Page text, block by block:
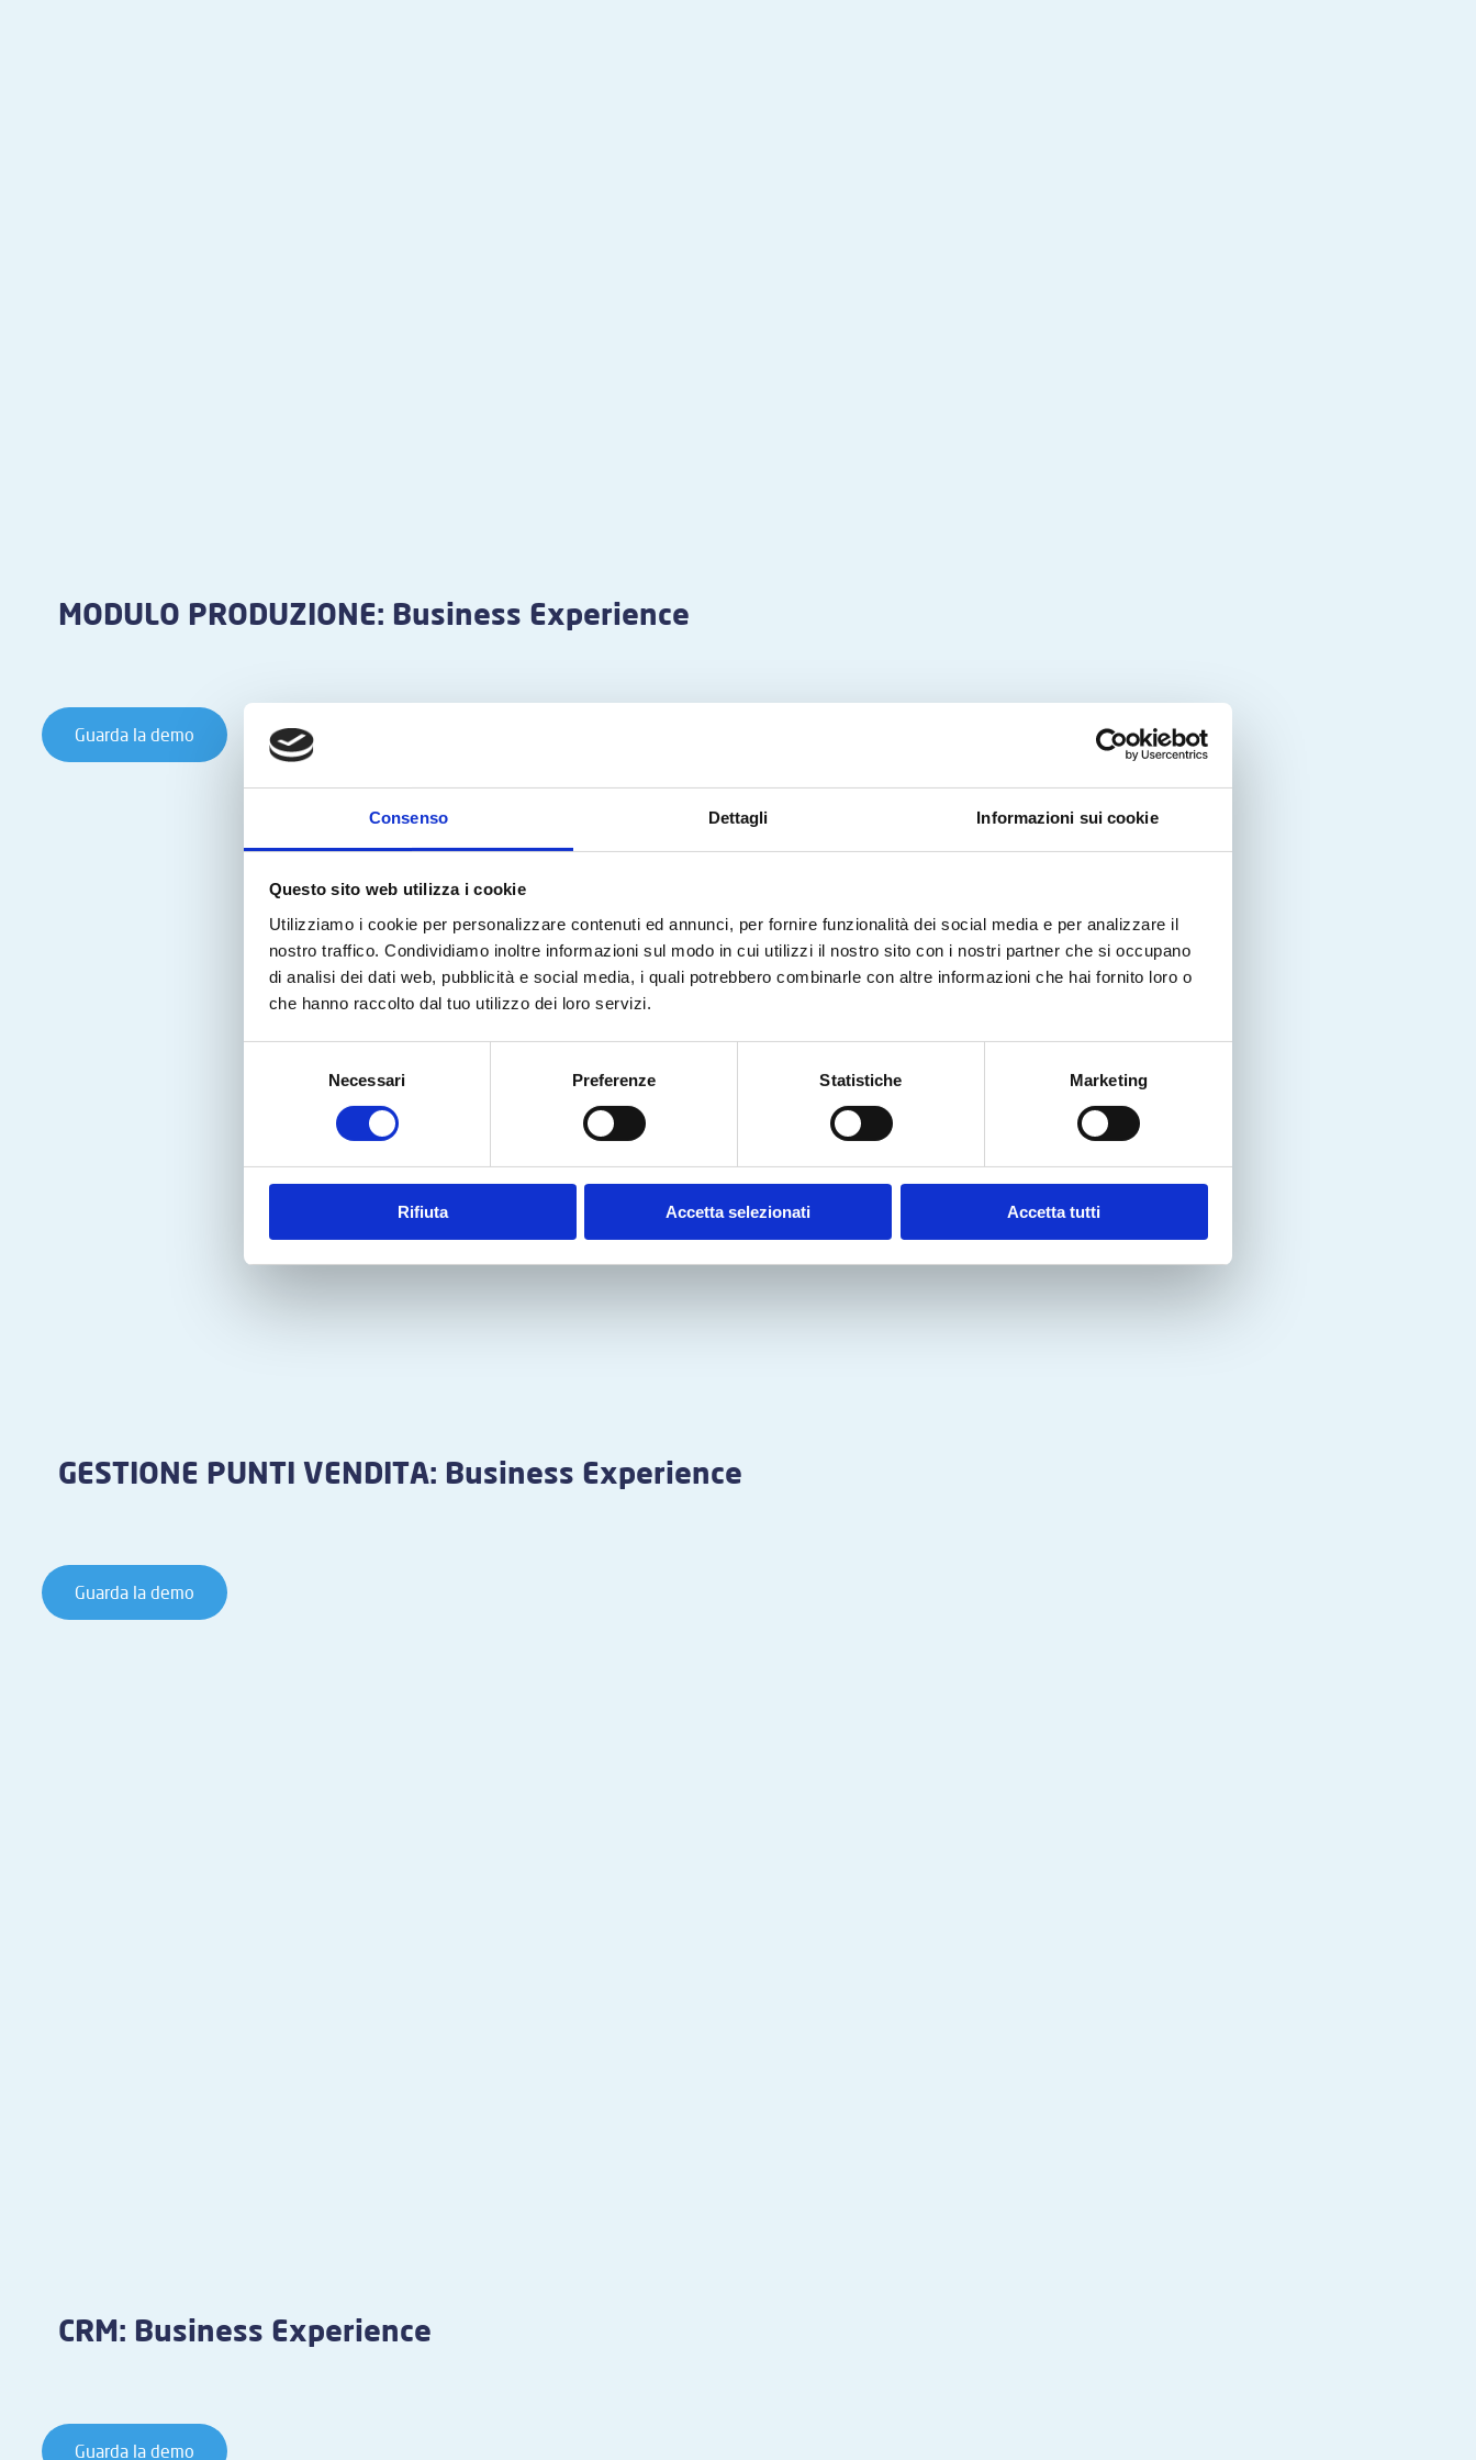
Consenso Dettagli Informazioni sui cookie
Questo sito web utilizza i cookie
Utilizziamo i cookie per personalizzare contenuti ed annunci, per fornire funzionalità dei social media e per analizzare il
nostro traffico. Condividiamo inoltre informazioni sul modo in cui utilizzi il nostro sito con i nostri partner che si occupano
di analisi dei dati web, pubblicità e social media, i quali potrebbero combinarle con altre informazioni che hai fornito loro o
che hanno raccolto dal tuo utilizzo dei loro servizi.
Necessari Preferenze Statistiche Marketing
Rifiuta Accetta selezionati Accetta tutti
MODULO PRODUZIONE: Business Experience
Guarda la demo
GESTIONE PUNTI VENDITA: Business Experience
Guarda la demo
CRM: Business Experience
Guarda la demo